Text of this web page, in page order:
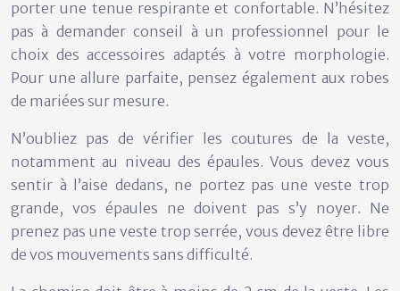
porter une tenue respirante et confortable. N’hésitez
pas à demander conseil à un professionnel pour le
choix des accessoires adaptés à votre morphologie.
Pour une allure parfaite, pensez également aux robes
de mariées sur mesure.
N’oubliez pas de vérifier les coutures de la veste,
notamment au niveau des épaules. Vous devez vous
sentir à l’aise dedans, ne portez pas une veste trop
grande, vos épaules ne doivent pas s’y noyer. Ne
prenez pas une veste trop serrée, vous devez être libre
de vos mouvements sans difficulté.